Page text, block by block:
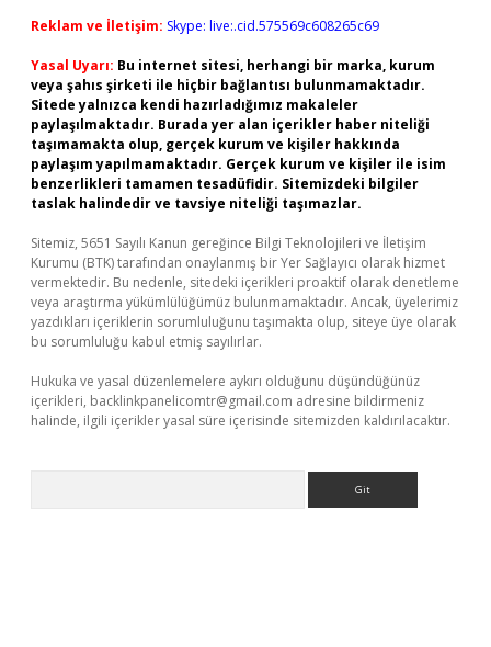
Reklam ve İletişim: Skype: live:.cid.575569c608265c69
Yasal Uyarı: Bu internet sitesi, herhangi bir marka, kurum
veya şahıs şirketi ile hiçbir bağlantısı bulunmamaktadır.
Sitede yalnızca kendi hazırladığımız makaleler
paylaşılmaktadır. Burada yer alan içerikler haber niteliği
taşımamakta olup, gerçek kurum ve kişiler hakkında
paylaşım yapılmamaktadır. Gerçek kurum ve kişiler ile isim
benzerlikleri tamamen tesadüfidir. Sitemizdeki bilgiler
taslak halindedir ve tavsiye niteliği taşımazlar.
Sitemiz, 5651 Sayılı Kanun gereğince Bilgi Teknolojileri ve İletişim
Kurumu (BTK) tarafından onaylanmış bir Yer Sağlayıcı olarak hizmet
vermektedir. Bu nedenle, sitedeki içerikleri proaktif olarak denetleme
veya araştırma yükümlülüğümüz bulunmamaktadır. Ancak, üyelerimiz
yazdıkları içeriklerin sorumluluğunu taşımakta olup, siteye üye olarak
bu sorumluluğu kabul etmiş sayılırlar.
Hukuka ve yasal düzenlemelere aykırı olduğunu düşündüğünüz
içerikleri, backlinkpanelicomtr@gmail.com adresine bildirmeniz
halinde, ilgili içerikler yasal süre içerisinde sitemizden kaldırılacaktır.